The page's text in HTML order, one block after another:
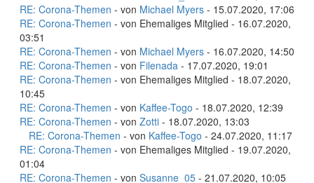
RE: Corona-Themen - von Michael Myers - 15.07.2020, 17:06
RE: Corona-Themen - von Ehemaliges Mitglied - 16.07.2020,
03:51
RE: Corona-Themen - von Michael Myers - 16.07.2020, 14:50
RE: Corona-Themen - von Filenada - 17.07.2020, 19:01
RE: Corona-Themen - von Ehemaliges Mitglied - 18.07.2020,
10:45
RE: Corona-Themen - von Kaffee-Togo - 18.07.2020, 12:39
RE: Corona-Themen - von Zotti - 18.07.2020, 13:03
RE: Corona-Themen - von Kaffee-Togo - 24.07.2020, 11:17
RE: Corona-Themen - von Ehemaliges Mitglied - 19.07.2020,
01:04
RE: Corona-Themen - von Susanne_05 - 21.07.2020, 10:05